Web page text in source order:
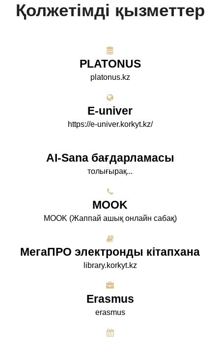
Қолжетімді қызметтер
PLATONUS
platonus.kz
E-univer
https://e-univer.korkyt.kz/
AI-Sana бағдарламасы
толығырақ...
МООK
МООK (Жаппай ашық онлайн сабақ)
МегаПРО электронды кітапхана
library.korkyt.kz
Erasmus
erasmus